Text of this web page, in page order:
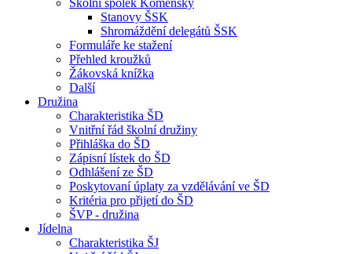
Školní spolek Komenský
Stanovy ŠSK
Shromáždění delegátů ŠSK
Formuláře ke stažení
Přehled kroužků
Žákovská knížka
Další
Družina
Charakteristika ŠD
Vnitřní řád školní družiny
Přihláška do ŠD
Zápisní lístek do ŠD
Odhlášení ze ŠD
Poskytovaní úplaty za vzdělávání ve ŠD
Kritéria pro přijetí do ŠD
ŠVP - družina
Jídelna
Charakteristika ŠJ